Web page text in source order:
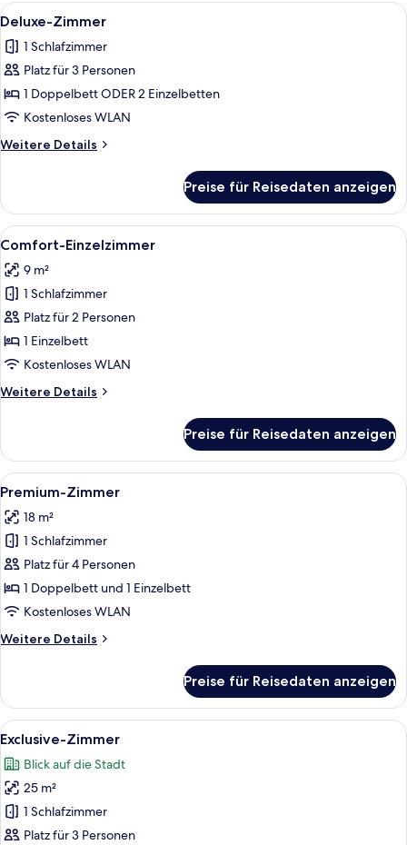
Alle
Fotos
für
Deluxe-
Zimmer
anzeigen
Ein Hotelzimmer mit einem großen
13
Deluxe-Zimmer
1 Schlafzimmer
Platz für 3 Personen
1 Doppelbett ODER 2 Einzelbetten
Kostenloses WLAN
Weitere Details
Weitere
Zimmer
Preise für Reisedaten anzeigen
Alle
Fotos
für
Comfort-
Einzelzimmer
anzeigen
Ein modernes Hotelzimmer mit Bett,
7
Comfort-Einzelzimmer
9 m²
1 Schlafzimmer
Platz für 2 Personen
1 Einzelbett
Kostenloses WLAN
Weitere Details
Weitere
Einzelzimmer
Preise für Reisedaten anzeigen
Alle
Fotos
für
Premium-
Zimmer
anzeigen
Ein modernes Hotelzimmer mit
8
Premium-Zimmer
18 m²
1 Schlafzimmer
Platz für 4 Personen
1 Doppelbett und 1 Einzelbett
Kostenloses WLAN
Weitere Details
Weitere
Zimmer
Preise für Reisedaten anzeigen
Alle
Fotos
für
Exclusive-
Zimmer
anzeigen
Ein Hotelzimmer mit zwei Betten,
9
Exclusive-Zimmer
Blick auf die Stadt
25 m²
1 Schlafzimmer
Platz für 3 Personen